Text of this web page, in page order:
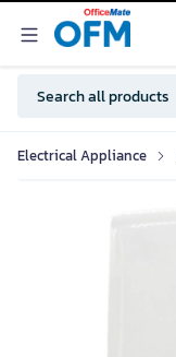
Electrical Appliance